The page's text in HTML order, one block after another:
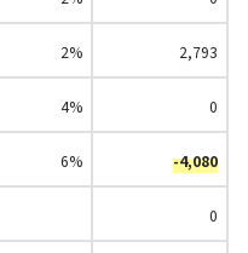
2% 2,793
4% 0
6% -4,080
0